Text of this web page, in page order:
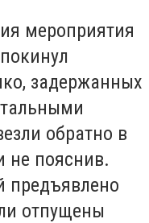
мероприятия
задержанных
обратно в
не пояснив.
предъявлено
отпущены